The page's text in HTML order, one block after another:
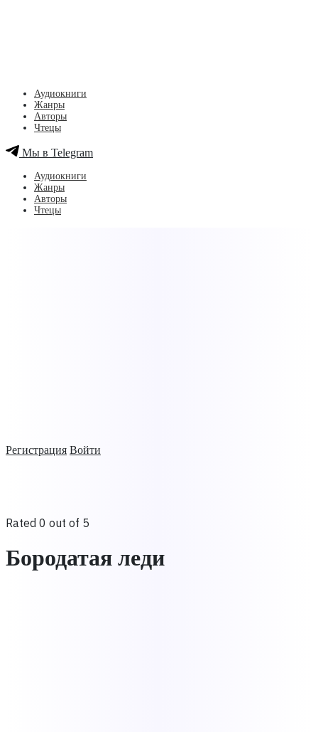
Регистрация Войти
Аудиокниги
Жанры
Авторы
Чтецы
Мы в Telegram
Аудиокниги
Жанры
Авторы
Чтецы
Rated 0 out of 5
Бородатая леди